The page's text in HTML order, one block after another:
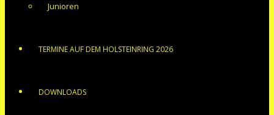
Junioren
TERMINE AUF DEM HOLSTEINRING 2026
DOWNLOADS